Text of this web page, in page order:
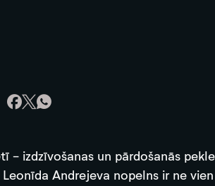
- izdzīvošanas un pārdošanās
Andrejeva nopelns ir ne